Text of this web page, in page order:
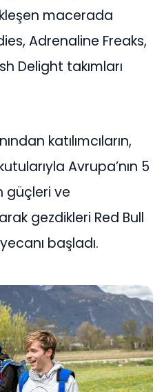
macerada
Adrenaline Freaks,
Delight takımları
katılımcıların,
Avrupa’nın 5
güçleri ve
gezdikleri Red Bull
başladı.